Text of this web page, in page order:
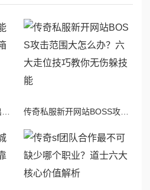
传奇私服新开网站BOSS攻击范围大怎么办？六大走位技巧教你无伤躲技能